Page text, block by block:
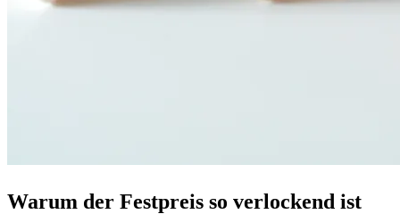
Warum der Festpreis so verlockend ist